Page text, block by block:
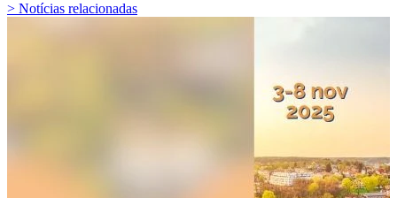
> Notícias relacionadas